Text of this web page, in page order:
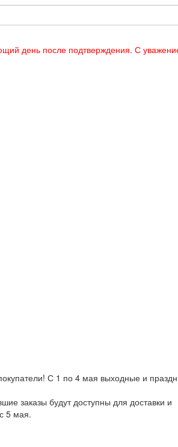
день после подтверждения. С
С 1 по 4 мая выходные и
заказы будут доступны для доставки и
5 мая.